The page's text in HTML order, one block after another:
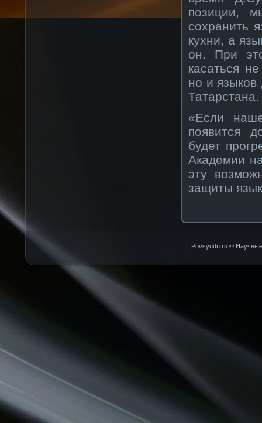
позиции,
сохранить
кухни, а
он. При
касаться
но и
Татарстана.
«Если
появится
будет
Академии
эту
защиты
Povsyudu.ru © Научные